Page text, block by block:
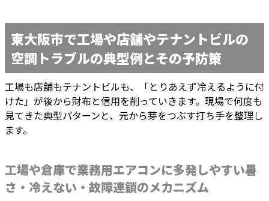
東大阪市で工場や店舗やテナントビルの
空調トラブルの典型例とその予防策
工場も店舗もテナントビルも、「とりあえず冷えるように付
けた」が後から財布と信用を削っていきます。現場で何度も
見てきた典型パターンと、元から芽をつぶす打ち手を整理し
ます。
工場や倉庫で業務用エアコンに多発しやすい暑
さ・冷えない・故障連鎖のメカニズム